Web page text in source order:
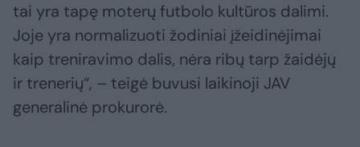
tai yra tapę moterų futbolo kultūros dalimi.
Joje yra normalizuoti žodiniai įžeidinėjimai
kaip treniravimo dalis, nėra ribų tarp žaidėjų
ir trenerių“, – teigė buvusi laikinoji JAV
generalinė prokurorė.